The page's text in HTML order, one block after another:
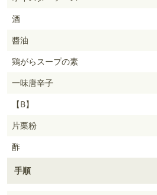
酒
醬油
鶏がらスープの素
一味唐辛子
【B】
片栗粉
酢
手順